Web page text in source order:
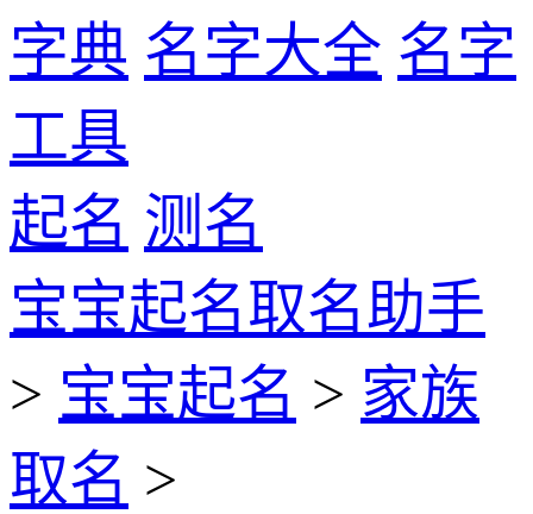
字典 名字大全 名字
工具
起名 测名
宝宝起名取名助手
> 宝宝起名 > 家族
取名 >